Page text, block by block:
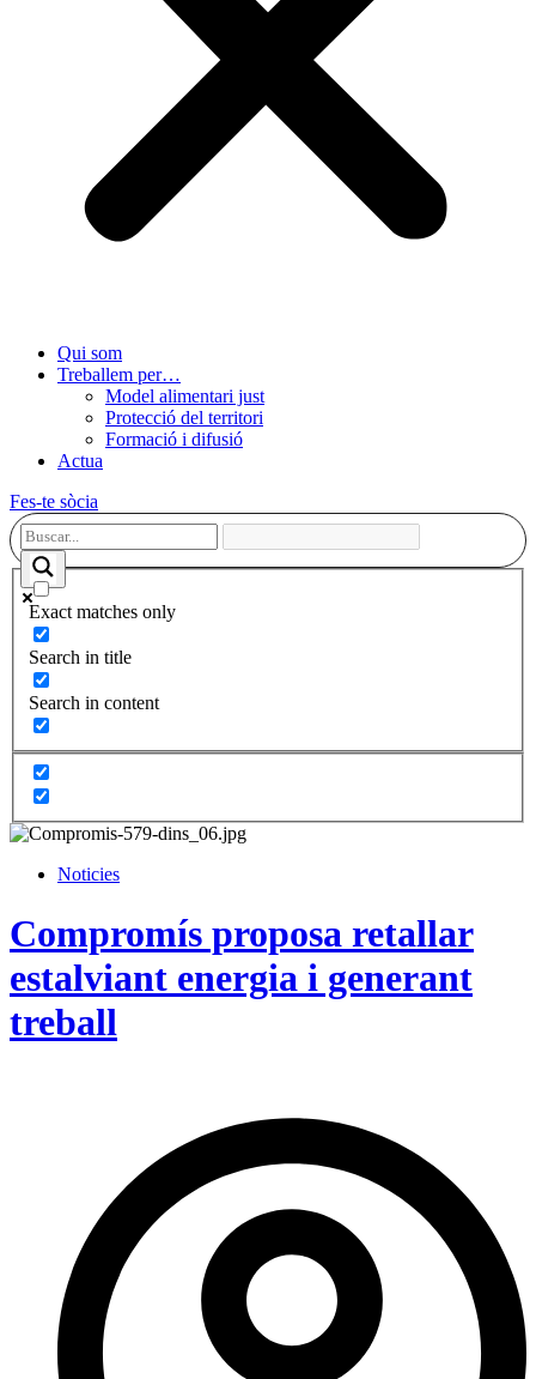
Qui som
Treballem per…
Model alimentari just
Protecció del territori
Formació i difusió
Actua
Fes-te sòcia
Exact matches only
Search in title
Search in content
Noticies
Compromís proposa retallar
estalviant energia i generant
treball